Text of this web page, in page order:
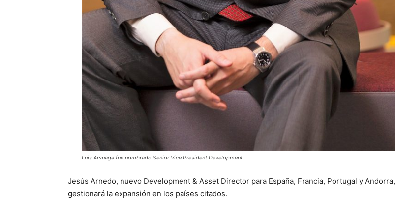
Luis Arsuaga fue nombrado Senior Vice President Development
Jesús Arnedo, nuevo Development & Asset Director para España, Francia, Portugal y Andorra,
gestionará la expansión en los países citados.